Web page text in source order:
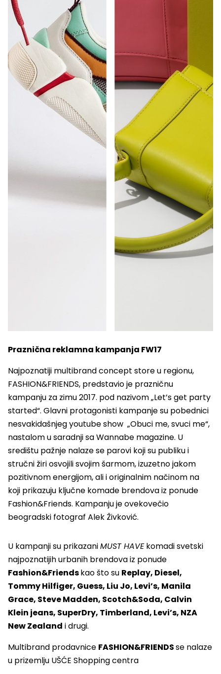
Praznična reklamna kampanja FW17
Najpoznatiji multibrand concept store u regionu,
FASHION&FRIENDS, predstavio je prazničnu
kampanju za zimu 2017. pod nazivom „Let’s get party
started“. Glavni protagonisti kampanje su pobednici
nesvakidašnjeg youtube show „Obuci me, svuci me“,
nastalom u saradnji sa Wannabe magazine. U
središtu pažnje nalaze se parovi koji su publiku i
stručni žiri osvojili svojim šarmom, izuzetno jakom
pozitivnom energijom, ali i originalnim načinom na
koji prikazuju ključne komade brendova iz ponude
Fashion&Friends. Kampanju je ovekovečio
beogradski fotograf Alek Živković.
U kampanji su prikazaniMUST HAVEkomadi svetski
najpoznatijih urbanih brendova iz ponude
Fashion&Friendskao što su Replay, Diesel,
Tommy Hilfiger, Guess, Liu Jo, Levi’s, Manila
Grace, Steve Madden, Scotch&Soda, Calvin
Klein jeans, SuperDry, Timberland, Levi’s, NZA
New Zealand i drugi.
Multibrand prodavnice FASHION&FRIENDSse nalaze
u prizemlju UŠĆE Shopping centra